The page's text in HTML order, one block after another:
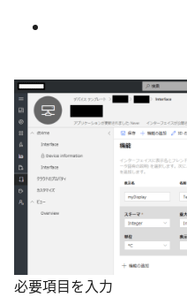
必要項目を入力